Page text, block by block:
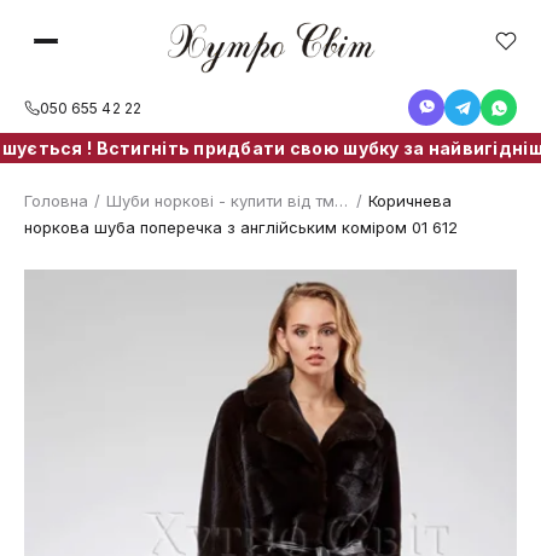
050 655 42 22
! Встигніть придбати свою шубку за найвигіднішою
Головна / Шуби норкові - купити від тм. ХутроСвіт Тисмениця / Коричнева
норкова шуба поперечка з англійським коміром 01 612